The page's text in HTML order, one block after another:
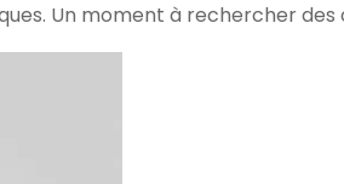
Un moment à rechercher